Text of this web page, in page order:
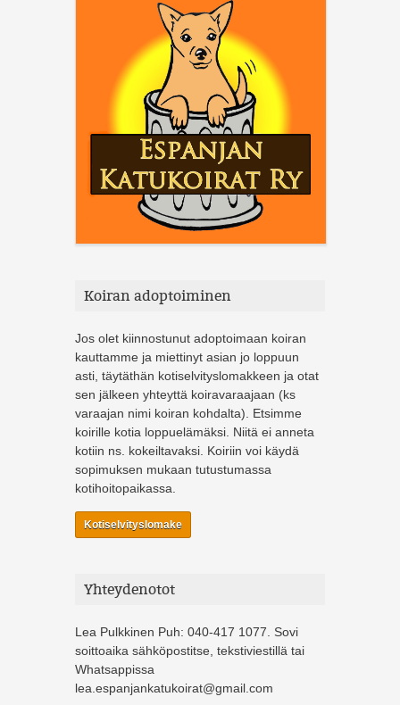
Koiran adoptoiminen
Jos olet kiinnostunut adoptoimaan koiran
kauttamme ja miettinyt asian jo loppuun
asti, täytäthän kotiselvityslomakkeen ja otat
sen jälkeen yhteyttä koiravaraajaan (ks
varaajan nimi koiran kohdalta). Etsimme
koirille kotia loppuelämäksi. Niitä ei anneta
kotiin ns. kokeiltavaksi. Koiriin voi käydä
sopimuksen mukaan tutustumassa
kotihoitopaikassa.
Kotiselvityslomake
Yhteydenotot
Lea Pulkkinen Puh: 040-417 1077. Sovi
soittoaika sähköpostitse, tekstiviestillä tai
Whatsappissa
lea.espanjankatukoirat@gmail.com